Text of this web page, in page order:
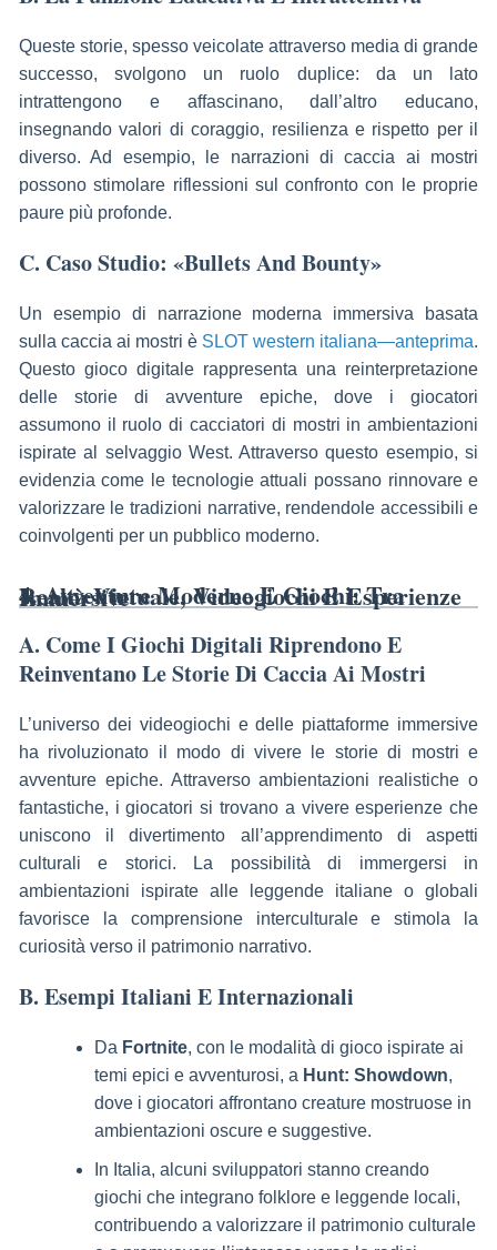
Queste storie, spesso veicolate attraverso media di grande
successo, svolgono un ruolo duplice: da un lato
intrattengono e affascinano, dall’altro educano,
insegnando valori di coraggio, resilienza e rispetto per il
diverso. Ad esempio, le narrazioni di caccia ai mostri
possono stimolare riflessioni sul confronto con le proprie
paure più profonde.
C. Caso Studio: «Bullets And Bounty»
Un esempio di narrazione moderna immersiva basata
sulla caccia ai mostri è SLOT western italiana—anteprima.
Questo gioco digitale rappresenta una reinterpretazione
delle storie di avventure epiche, dove i giocatori
assumono il ruolo di cacciatori di mostri in ambientazioni
ispirate al selvaggio West. Attraverso questo esempio, si
evidenzia come le tecnologie attuali possano rinnovare e
valorizzare le tradizioni narrative, rendendole accessibili e
coinvolgenti per un pubblico moderno.
4. Avventure Moderne E Giochi: Tra Realtà Virtuale, Videogiochi E Esperienze Immersive
A. Come I Giochi Digitali Riprendono E
Reinventano Le Storie Di Caccia Ai Mostri
L’universo dei videogiochi e delle piattaforme immersive
ha rivoluzionato il modo di vivere le storie di mostri e
avventure epiche. Attraverso ambientazioni realistiche o
fantastiche, i giocatori si trovano a vivere esperienze che
uniscono il divertimento all’apprendimento di aspetti
culturali e storici. La possibilità di immergersi in
ambientazioni ispirate alle leggende italiane o globali
favorisce la comprensione interculturale e stimola la
curiosità verso il patrimonio narrativo.
B. Esempi Italiani E Internazionali
Da Fortnite, con le modalità di gioco ispirate ai
temi epici e avventurosi, a Hunt: Showdown,
dove i giocatori affrontano creature mostruose in
ambientazioni oscure e suggestive.
In Italia, alcuni sviluppatori stanno creando
giochi che integrano folklore e leggende locali,
contribuendo a valorizzare il patrimonio culturale